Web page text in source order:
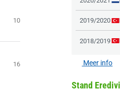
10
16
2019/2020
2018/2019
Meer info
Stand